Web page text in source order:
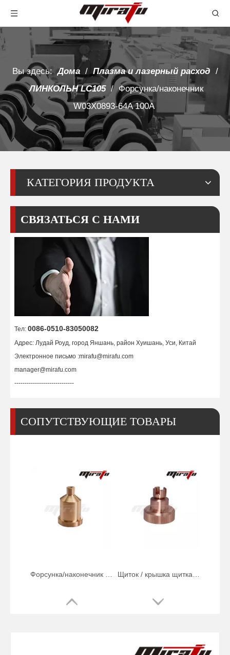
Вы здесь: Дома / Плазма и лазерный расход /
ЛИНКОЛЬН LC105 / Форсунка/наконечник
W03X0893-64A 100A
КАТЕГОРИЯ ПРОДУКТА
СВЯЗАТЬСЯ С НАМИ
Тел: 0086-0510-83050082
Адрес: Лудай Роуд, город Яншань, район Хуишань, Уси, Китай
Электронное письмо :mirafu@mirafu.com
manager@mirafu.com
-----------------------------
СОПУТСТВУЮЩИЕ ТОВАРЫ
Форсунка/наконечник W03X0893 -61A 40A
Электрод W03X0893-60A 40A-100A